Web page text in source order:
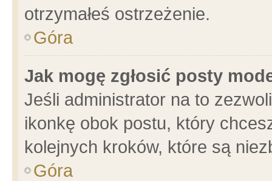
otrzymałeś ostrzeżenie.
Góra
Jak mogę zgłosić posty
Jeśli administrator na to
ikonkę obok postu, który
kolejnych kroków, które są
Góra